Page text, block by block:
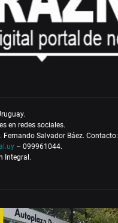
en redes sociales.
Fernando Salvador Báez. Contacto:
– 099961044.
Integral.